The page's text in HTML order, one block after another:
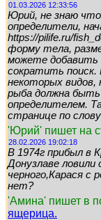
01.03.2026 12:33:56
Юрий, не знаю
определители,
https://pilife.ru/
форму тела,
можете
сократить поиск.
некоторых видов,
рыба должна быть
определителем.
странице по
'Юрий' пишет на
28.02.2026 19:02:18
В 1974г прибыл в
Донузлаве ловили
черного,Карася с
нет?
'Амина' пишет в
ящерица.